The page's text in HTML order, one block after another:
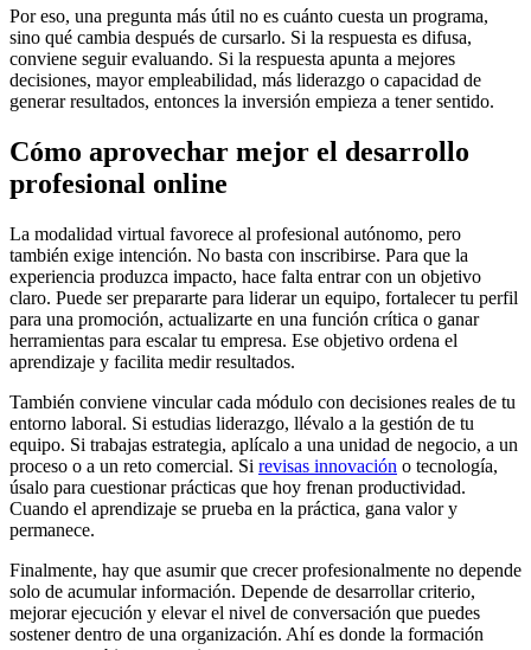
Por eso, una pregunta más útil no es cuánto cuesta un programa,
sino qué cambia después de cursarlo. Si la respuesta es difusa,
conviene seguir evaluando. Si la respuesta apunta a mejores
decisiones, mayor empleabilidad, más liderazgo o capacidad de
generar resultados, entonces la inversión empieza a tener sentido.
Cómo aprovechar mejor el desarrollo
profesional online
La modalidad virtual favorece al profesional autónomo, pero
también exige intención. No basta con inscribirse. Para que la
experiencia produzca impacto, hace falta entrar con un objetivo
claro. Puede ser prepararte para liderar un equipo, fortalecer tu perfil
para una promoción, actualizarte en una función crítica o ganar
herramientas para escalar tu empresa. Ese objetivo ordena el
aprendizaje y facilita medir resultados.
También conviene vincular cada módulo con decisiones reales de tu
entorno laboral. Si estudias liderazgo, llévalo a la gestión de tu
equipo. Si trabajas estrategia, aplícalo a una unidad de negocio, a un
proceso o a un reto comercial. Si revisas innovación o tecnología,
úsalo para cuestionar prácticas que hoy frenan productividad.
Cuando el aprendizaje se prueba en la práctica, gana valor y
permanece.
Finalmente, hay que asumir que crecer profesionalmente no depende
solo de acumular información. Depende de desarrollar criterio,
mejorar ejecución y elevar el nivel de conversación que puedes
sostener dentro de una organización. Ahí es donde la formación